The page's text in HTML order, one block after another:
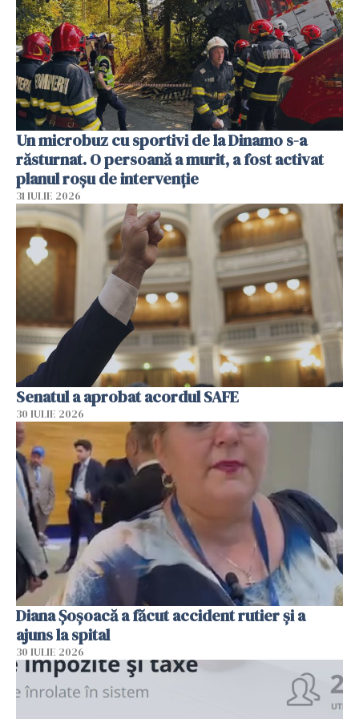
Un microbuz cu sportivi de la Dinamo s-a
răsturnat. O persoană a murit, a fost activat
planul roșu de intervenție
31 IULIE 2026
Senatul a aprobat acordul SAFE
30 IULIE 2026
Diana Șoșoacă a făcut accident rutier și a
ajuns la spital
30 IULIE 2026